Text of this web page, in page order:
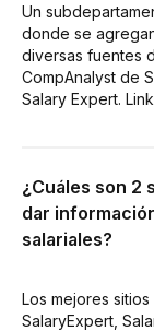
Un
donde se
diversas fuentes
CompAnalyst de
Salary Expert.
¿Cuáles son 2
dar
salariales?
Los mejores
SalaryExpert,